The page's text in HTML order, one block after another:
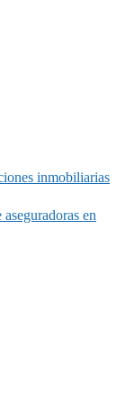
inmobiliarias
en